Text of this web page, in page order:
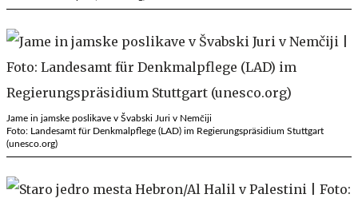
Jame in jamske poslikave v Švabski Juri v Nemčiji
Foto: Landesamt für Denkmalpflege (LAD) im Regierungspräsidium Stuttgart
(unesco.org)